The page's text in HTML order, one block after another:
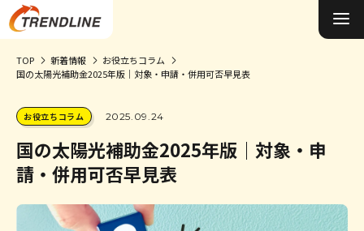
太陽光発電について
蓄電池について
TOP 新着情報
お役立ちコラム
国の太陽光補助金2025年版｜対象・申請・併用可否早見表
お役立ちコラム 2025.09.24
国の太陽光補助金2025年版｜対象・申
請・併用可否早見表